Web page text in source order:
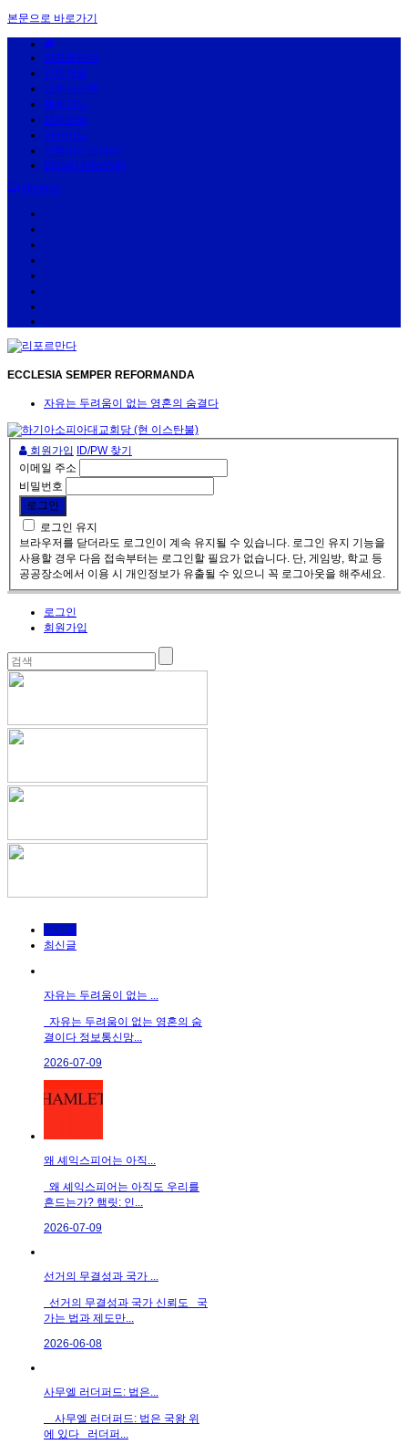
본문으로 바로가기
리포르만다
신학저널
교회사산책
목회저널
삶과문화
아카이브
신학라이브러리
Bread University
sitemap
ECCLESIA SEMPER REFORMANDA
자유는 두려움이 없는 영혼의 숨결다
회원가입
ID/PW 찾기
이메일 주소
비밀번호
로그인 유지
브라우저를 닫더라도 로그인이 계속 유지될 수 있습니다. 로그인 유지 기능을
사용할 경우 다음 접속부터는 로그인할 필요가 없습니다. 단, 게임방, 학교 등
공공장소에서 이용 시 개인정보가 유출될 수 있으니 꼭 로그아웃을 해주세요.
로그인
회원가입
인기글
최신글
자유는 두려움이 없는 ...
자유는 두려움이 없는 영혼의 숨
결이다 정보통신망...
2026-07-09
왜 셰익스피어는 아직...
왜 셰익스피어는 아직도 우리를
흔드는가? 햄릿: 인...
2026-07-09
선거의 무결성과 국가 ...
선거의 무결성과 국가 신뢰도 국
가는 법과 제도만...
2026-06-08
사무엘 러더퍼드: 법은...
사무엘 러더퍼드: 법은 국왕 위
에 있다 러더퍼...